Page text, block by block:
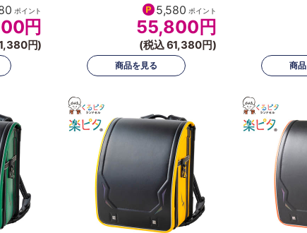
ポイント
円
円)
5,580 ポイント
55,800 円
(税込 61,380円)